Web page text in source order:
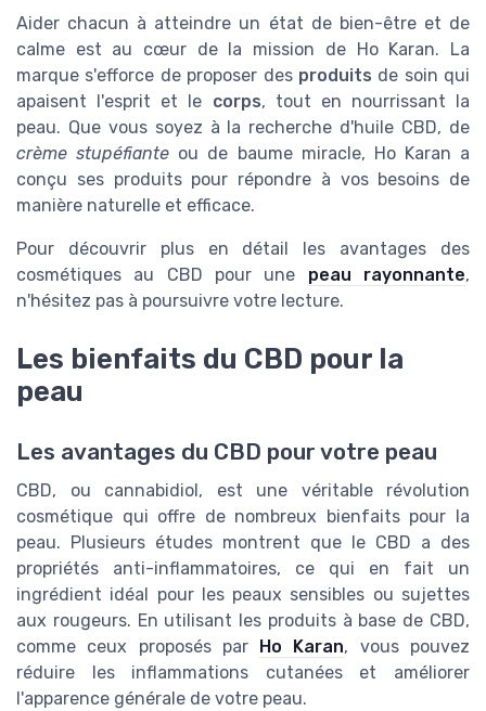
Aider chacun à atteindre un état de bien-être et de
calme est au cœur de la mission de Ho Karan. La
marque s'efforce de proposer des produits de soin qui
apaisent l'esprit et le corps, tout en nourrissant la
peau. Que vous soyez à la recherche d'huile CBD, de
crème stupéfiante ou de baume miracle, Ho Karan a
conçu ses produits pour répondre à vos besoins de
manière naturelle et efficace.
Pour découvrir plus en détail les avantages des
cosmétiques au CBD pour une peau rayonnante,
n'hésitez pas à poursuivre votre lecture.
Les bienfaits du CBD pour la
peau
Les avantages du CBD pour votre peau
CBD, ou cannabidiol, est une véritable révolution
cosmétique qui offre de nombreux bienfaits pour la
peau. Plusieurs études montrent que le CBD a des
propriétés anti-inflammatoires, ce qui en fait un
ingrédient idéal pour les peaux sensibles ou sujettes
aux rougeurs. En utilisant les produits à base de CBD,
comme ceux proposés par
Ho Karan, vous pouvez
réduire les inflammations cutanées et améliorer
l'apparence générale de votre peau.